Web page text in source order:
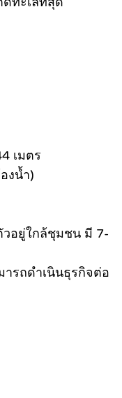
เมตร
งน้ำ)
อยู่ใกล้ชุมชน มี 7-
รถดำเนินธุรกิจต่อ